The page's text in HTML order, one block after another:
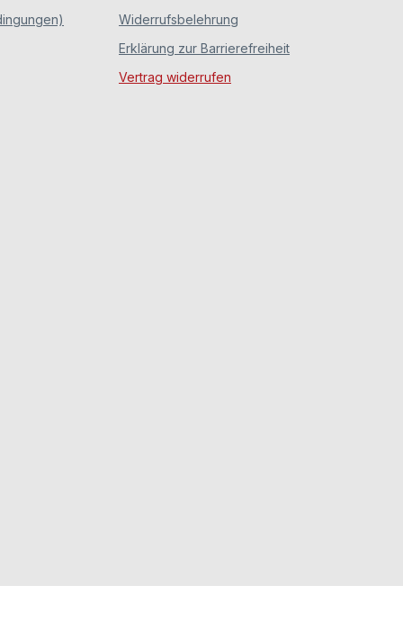
Widerrufsbelehrung
Erklärung zur Barrierefreiheit
Vertrag widerrufen